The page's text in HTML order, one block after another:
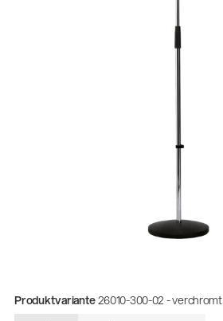
Produktvariante26010-300-02 - verchromt